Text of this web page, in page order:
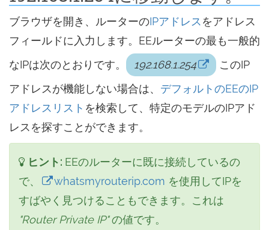
ブラウザを開き、ルーターのIPアドレス をアドレス
フィールドに入力します。EEルーターの最も一般的
なIPは次のとおりです。
192.168.1.254
このIP
アドレスが機能しない場合は、 デフォルトのEEのIP
アドレスリスト を検索して、特定のモデルのIPアド
レスを探すことができます。
ヒント: EEのルーターに既に接続しているの
で、
whatsmyrouterip.com を使用してIPを
すばやく見つけることもできます。これは
"Router Private IP"の値です。